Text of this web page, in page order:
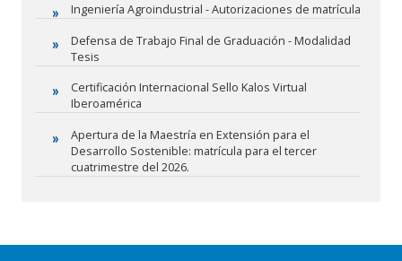
Ingeniería Agroindustrial - Autorizaciones de matrícula
Defensa de Trabajo Final de Graduación - Modalidad
Tesis
Certificación Internacional Sello Kalos Virtual
Iberoamérica
Apertura de la Maestría en Extensión para el
Desarrollo Sostenible: matrícula para el tercer
cuatrimestre del 2026.